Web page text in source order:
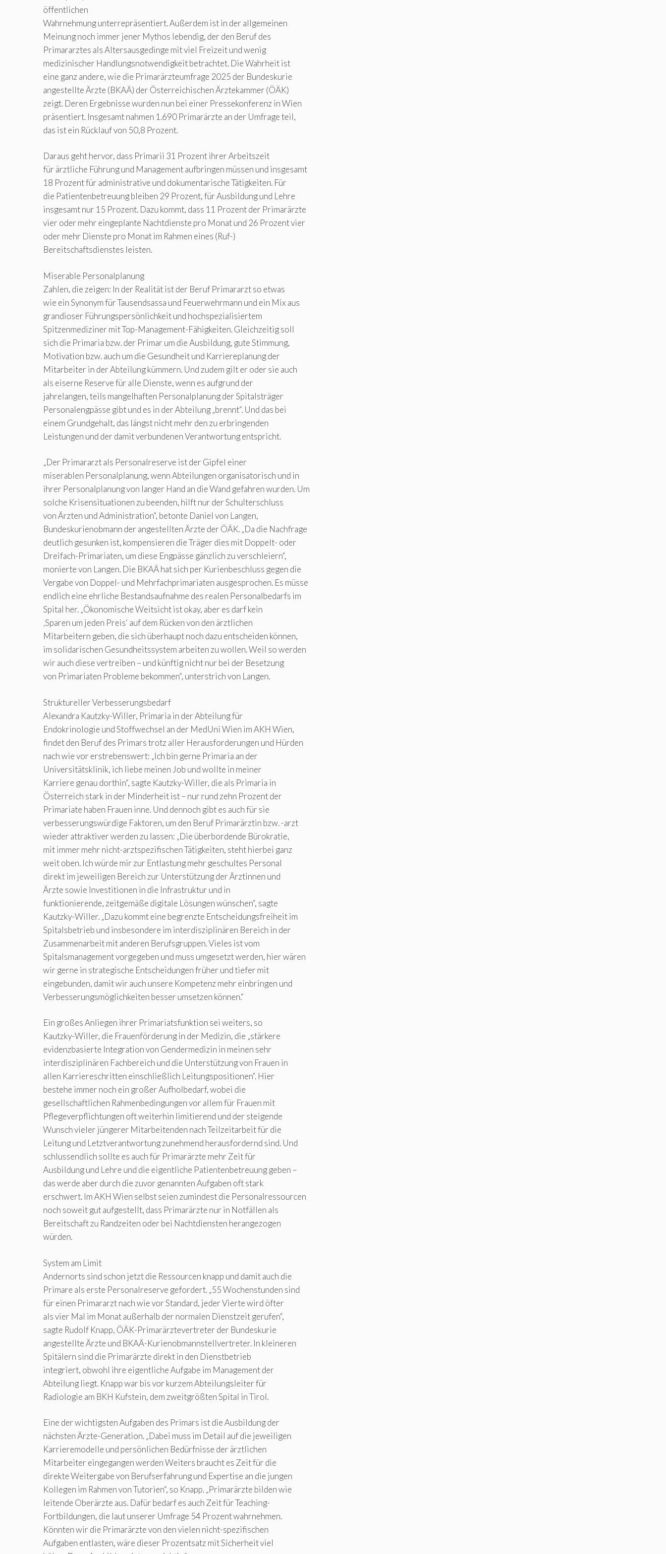
öffentlichen
Wahrnehmung unterrepräsentiert. Außerdem ist in der allgemeinen
Meinung noch immer jener Mythos lebendig, der den Beruf des
Primararztes als Altersausgedinge mit viel Freizeit und wenig
medizinischer Handlungsnotwendigkeit betrachtet. Die Wahrheit ist
eine ganz andere, wie die Primarärzteumfrage 2025 der Bundeskurie
angestellte Ärzte (BKAÄ) der Österreichischen Ärztekammer (ÖÄK)
zeigt. Deren Ergebnisse wurden nun bei einer Pressekonferenz in Wien
präsentiert. Insgesamt nahmen 1.690 Primarärzte an der Umfrage teil,
das ist ein Rücklauf von 50,8 Prozent.
Daraus geht hervor, dass Primarii 31 Prozent ihrer Arbeitszeit
für ärztliche Führung und Management aufbringen müssen und insgesamt
18 Prozent für administrative und dokumentarische Tätigkeiten. Für
die Patientenbetreuung bleiben 29 Prozent, für Ausbildung und Lehre
insgesamt nur 15 Prozent. Dazu kommt, dass 11 Prozent der Primarärzte
vier oder mehr eingeplante Nachtdienste pro Monat und 26 Prozent vier
oder mehr Dienste pro Monat im Rahmen eines (Ruf-)
Bereitschaftsdienstes leisten.
Miserable Personalplanung
Zahlen, die zeigen: In der Realität ist der Beruf Primararzt so etwas
wie ein Synonym für Tausendsassa und Feuerwehrmann und ein Mix aus
grandioser Führungspersönlichkeit und hochspezialisiertem
Spitzenmediziner mit Top-Management-Fähigkeiten. Gleichzeitig soll
sich die Primaria bzw. der Primar um die Ausbildung, gute Stimmung,
Motivation bzw. auch um die Gesundheit und Karriereplanung der
Mitarbeiter in der Abteilung kümmern. Und zudem gilt er oder sie auch
als eiserne Reserve für alle Dienste, wenn es aufgrund der
jahrelangen, teils mangelhaften Personalplanung der Spitalsträger
Personalengpässe gibt und es in der Abteilung „brennt“. Und das bei
einem Grundgehalt, das längst nicht mehr den zu erbringenden
Leistungen und der damit verbundenen Verantwortung entspricht.
„Der Primararzt als Personalreserve ist der Gipfel einer
miserablen Personalplanung, wenn Abteilungen organisatorisch und in
ihrer Personalplanung von langer Hand an die Wand gefahren wurden. Um
solche Krisensituationen zu beenden, hilft nur der Schulterschluss
von Ärzten und Administration“, betonte Daniel von Langen,
Bundeskurienobmann der angestellten Ärzte der ÖÄK. „Da die Nachfrage
deutlich gesunken ist, kompensieren die Träger dies mit Doppelt- oder
Dreifach-Primariaten, um diese Engpässe gänzlich zu verschleiern“,
monierte von Langen. Die BKAÄ hat sich per Kurienbeschluss gegen die
Vergabe von Doppel- und Mehrfachprimariaten ausgesprochen. Es müsse
endlich eine ehrliche Bestandsaufnahme des realen Personalbedarfs im
Spital her. „Ökonomische Weitsicht ist okay, aber es darf kein
‚Sparen um jeden Preis‘ auf dem Rücken von den ärztlichen
Mitarbeitern geben, die sich überhaupt noch dazu entscheiden können,
im solidarischen Gesundheitssystem arbeiten zu wollen. Weil so werden
wir auch diese vertreiben – und künftig nicht nur bei der Besetzung
von Primariaten Probleme bekommen“, unterstrich von Langen.
Struktureller Verbesserungsbedarf
Alexandra Kautzky-Willer, Primaria in der Abteilung für
Endokrinologie und Stoffwechsel an der MedUni Wien im AKH Wien,
findet den Beruf des Primars trotz aller Herausforderungen und Hürden
nach wie vor erstrebenswert: „Ich bin gerne Primaria an der
Universitätsklinik, ich liebe meinen Job und wollte in meiner
Karriere genau dorthin“, sagte Kautzky-Willer, die als Primaria in
Österreich stark in der Minderheit ist – nur rund zehn Prozent der
Primariate haben Frauen inne. Und dennoch gibt es auch für sie
verbesserungswürdige Faktoren, um den Beruf Primarärztin bzw. -arzt
wieder attraktiver werden zu lassen: „Die überbordende Bürokratie,
mit immer mehr nicht-arztspezifischen Tätigkeiten, steht hierbei ganz
weit oben. Ich würde mir zur Entlastung mehr geschultes Personal
direkt im jeweiligen Bereich zur Unterstützung der Ärztinnen und
Ärzte sowie Investitionen in die Infrastruktur und in
funktionierende, zeitgemäße digitale Lösungen wünschen“, sagte
Kautzky-Willer. „Dazu kommt eine begrenzte Entscheidungsfreiheit im
Spitalsbetrieb und insbesondere im interdisziplinären Bereich in der
Zusammenarbeit mit anderen Berufsgruppen. Vieles ist vom
Spitalsmanagement vorgegeben und muss umgesetzt werden, hier wären
wir gerne in strategische Entscheidungen früher und tiefer mit
eingebunden, damit wir auch unsere Kompetenz mehr einbringen und
Verbesserungsmöglichkeiten besser umsetzen können.“
Ein großes Anliegen ihrer Primariatsfunktion sei weiters, so
Kautzky-Willer, die Frauenförderung in der Medizin, die „stärkere
evidenzbasierte Integration von Gendermedizin in meinen sehr
interdisziplinären Fachbereich und die Unterstützung von Frauen in
allen Karriereschritten einschließlich Leitungspositionen“. Hier
bestehe immer noch ein großer Aufholbedarf, wobei die
gesellschaftlichen Rahmenbedingungen vor allem für Frauen mit
Pflegeverpflichtungen oft weiterhin limitierend und der steigende
Wunsch vieler jüngerer Mitarbeitenden nach Teilzeitarbeit für die
Leitung und Letztverantwortung zunehmend herausfordernd sind. Und
schlussendlich sollte es auch für Primarärzte mehr Zeit für
Ausbildung und Lehre und die eigentliche Patientenbetreuung geben –
das werde aber durch die zuvor genannten Aufgaben oft stark
erschwert. Im AKH Wien selbst seien zumindest die Personalressourcen
noch soweit gut aufgestellt, dass Primarärzte nur in Notfällen als
Bereitschaft zu Randzeiten oder bei Nachtdiensten herangezogen
würden.
System am Limit
Andernorts sind schon jetzt die Ressourcen knapp und damit auch die
Primare als erste Personalreserve gefordert. „55 Wochenstunden sind
für einen Primararzt nach wie vor Standard, jeder Vierte wird öfter
als vier Mal im Monat außerhalb der normalen Dienstzeit gerufen“,
sagte Rudolf Knapp, ÖÄK-Primarärztevertreter der Bundeskurie
angestellte Ärzte und BKAÄ-Kurienobmannstellvertreter. In kleineren
Spitälern sind die Primarärzte direkt in den Dienstbetrieb
integriert, obwohl ihre eigentliche Aufgabe im Management der
Abteilung liegt. Knapp war bis vor kurzem Abteilungsleiter für
Radiologie am BKH Kufstein, dem zweitgrößten Spital in Tirol.
Eine der wichtigsten Aufgaben des Primars ist die Ausbildung der
nächsten Ärzte-Generation. „Dabei muss im Detail auf die jeweiligen
Karrieremodelle und persönlichen Bedürfnisse der ärztlichen
Mitarbeiter eingegangen werden Weiters braucht es Zeit für die
direkte Weitergabe von Berufserfahrung und Expertise an die jungen
Kollegen im Rahmen von Tutorien“, so Knapp. „Primarärzte bilden wie
leitende Oberärzte aus. Dafür bedarf es auch Zeit für Teaching-
Fortbildungen, die laut unserer Umfrage 54 Prozent wahrnehmen.
Könnten wir die Primarärzte von den vielen nicht-spezifischen
Aufgaben entlasten, wäre dieser Prozentsatz mit Sicherheit viel